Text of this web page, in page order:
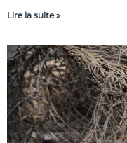
Lire la suite »